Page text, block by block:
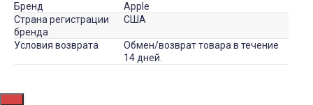
Бренд
Apple
Страна регистрации
бренда
США
Условия возврата
Обмен/возврат товара в течение
14 дней.